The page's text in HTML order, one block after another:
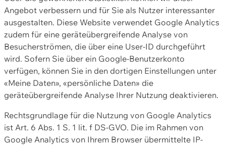
Angebot verbessern und für Sie als Nutzer interessanter
ausgestalten. Diese Website verwendet Google Analytics
zudem für eine geräteübergreifende Analyse von
Besucherströmen, die über eine User-ID durchgeführt
wird. Sofern Sie über ein Google-Benutzerkonto
verfügen, können Sie in den dortigen Einstellungen unter
«Meine Daten», «persönliche Daten» die
geräteübergreifende Analyse Ihrer Nutzung deaktivieren.
Rechtsgrundlage für die Nutzung von Google Analytics
ist Art. 6 Abs. 1 S. 1 lit. f DS-GVO. Die im Rahmen von
Google Analytics von Ihrem Browser übermittelte IP-